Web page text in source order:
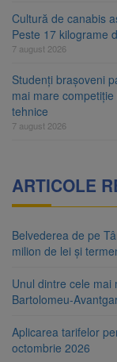
Cultură de canabis
Peste 17 kilograme
7 august 2026
Studenți brașoveni
mai mare
tehnice
7 august 2026
ARTICOLE
Belvederea de pe
milion de lei și
Unul dintre cele mai
Bartolomeu-
Aplicarea tarifelor
octombrie 2026